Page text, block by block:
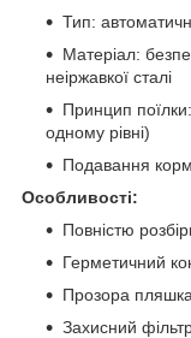
Тип:
Матеріал:
неіржавкої сталі
Принцип
одному рівні)
Подавання
Особливості:
Повністю
Герметичний
Прозора
Захисний